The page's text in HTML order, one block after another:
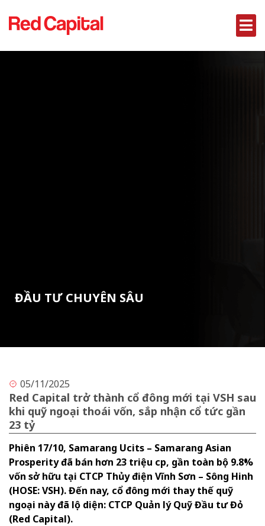
ĐẦU TƯ CHUYÊN SÂU
05/11/2025
Red Capital trở thành cổ đông mới tại VSH sau
khi quỹ ngoại thoái vốn, sắp nhận cổ tức gần
23 tỷ
Phiên 17/10, Samarang Ucits – Samarang Asian
Prosperity đã bán hơn 23 triệu cp, gần toàn bộ 9.8%
vốn sở hữu tại CTCP Thủy điện Vĩnh Sơn – Sông Hinh
(HOSE: VSH). Đến nay, cổ đông mới thay thế quỹ
ngoại này đã lộ diện: CTCP Quản lý Quỹ Đầu tư Đỏ
(Red Capital).